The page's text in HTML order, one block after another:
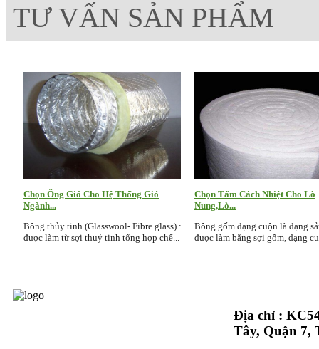
TƯ VẤN SẢN PHẨM
Chọn Ống Gió Cho Hệ Thống Gió
Ngành...
Bông thủy tinh (Glasswool- Fibre glass) :
được làm từ sợi thuỷ tinh tổng hợp chế...
Chọn Tấm Cách Nhiệt Cho Lò
Nung,Lò...
Bông gốm dạng cuộn là dạng
được làm bằng sợi gốm, dạng
Địa chỉ :
Tây, Quận 7,